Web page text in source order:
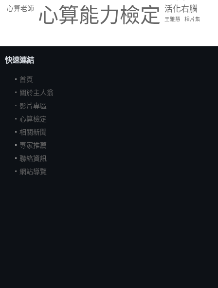
心算老師 心算能力檢定 活化右腦
王雅慧 相片集
快速連結
首頁
關於主人翁
影片專區
心算檢定
相關新聞
專家推薦
聯絡資訊
網站導覽